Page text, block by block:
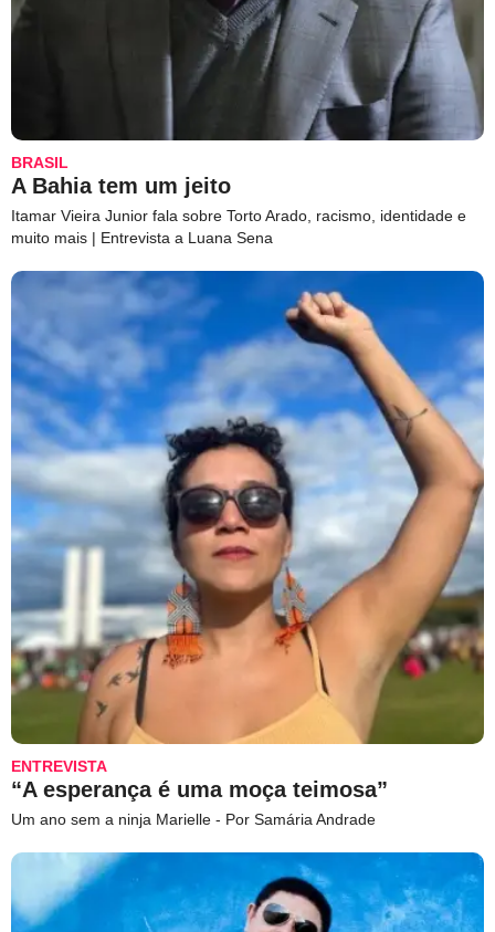
BRASIL
A Bahia tem um jeito
Itamar Vieira Junior fala sobre Torto Arado, racismo, identidade e
muito mais | Entrevista a Luana Sena
ENTREVISTA
“A esperança é uma moça teimosa”
Um ano sem a ninja Marielle - Por Samária Andrade